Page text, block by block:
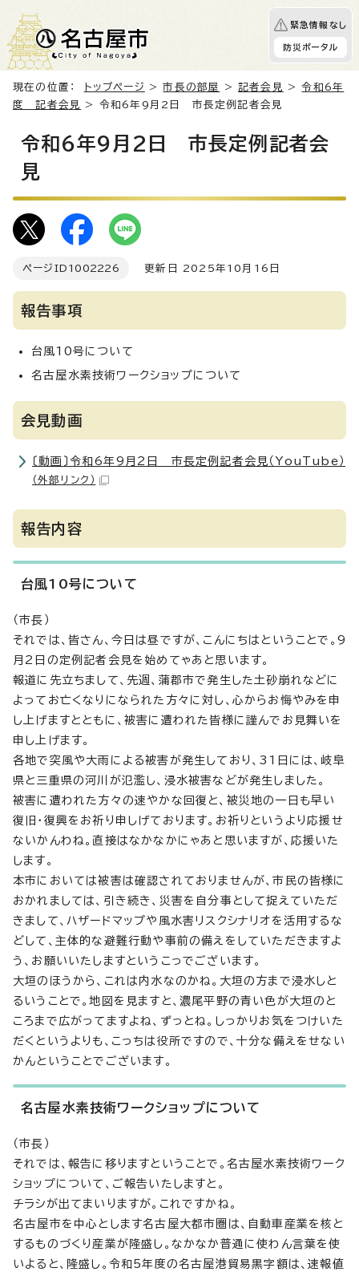
緊急情報なし
防災ポータル
現在の位置： トップページ >市長の部屋 >記者会見 >令和6年
度 記者会見
> 令和6年9月2日 市長定例記者会見
令和6年9月2日 市長定例記者会
見
ページID 1002226 更新日 2025年10月16日
報告事項
台風10号について
名古屋水素技術ワークショップについて
会見動画
〔動画〕令和6年9月2日 市長定例記者会見（YouTube）
（外部リンク）
報告内容
台風10号について
（市長）
それでは、皆さん、今日は昼ですが、こんにちはということで。9
月2日の定例記者会見を始めてゃあと思います。
報道に先立ちまして、先週、蒲郡市で発生した土砂崩れなどに
よってお亡くなりになられた方々に対し、心からお悔やみを申
し上げますとともに、被害に遭われた皆様に謹んでお見舞いを
申し上げます。
各地で突風や大雨による被害が発生しており、31日には、岐阜
県と三重県の河川が氾濫し、浸水被害などが発生しました。
被害に遭われた方々の速やかな回復と、被災地の一日も早い
復旧・復興をお祈り申しげております。お祈りというより応援せ
ないかんわね。直接はなかなかにゃあと思いますが、応援いた
します。
本市においては被害は確認されておりませんが、市民の皆様に
おかれましては、引き続き、災害を自分事として捉えていただ
きまして、ハザードマップや風水害リスクシナリオを活用するな
どして、主体的な避難行動や事前の備えをしていただきますよ
う、お願いいたしますというこっでございます。
大垣のほうから、これは内水なのかね。大垣の方まで浸水しと
るいうことで。地図を見ますと、濃尾平野の青い色が大垣のと
ころまで広がってますよね、ずっとね。しっかりお気をつけいた
だくというよりも、こっちは役所ですので、十分な備えをせない
かんということでございます。
名古屋水素技術ワークショップについて
（市長）
それでは、報告に移りますということで。名古屋水素技術ワーク
ショップについて、ご報告いたしますと。
チラシが出てまいりますが。これですかね。
名古屋市を中心とします名古屋大都市圏は、自動車産業を核と
するものづくり産業が隆盛し。なかなか普通に使わん言葉を使
いよると、隆盛し。令和5年度の名古屋港貿易黒字額は、速報値